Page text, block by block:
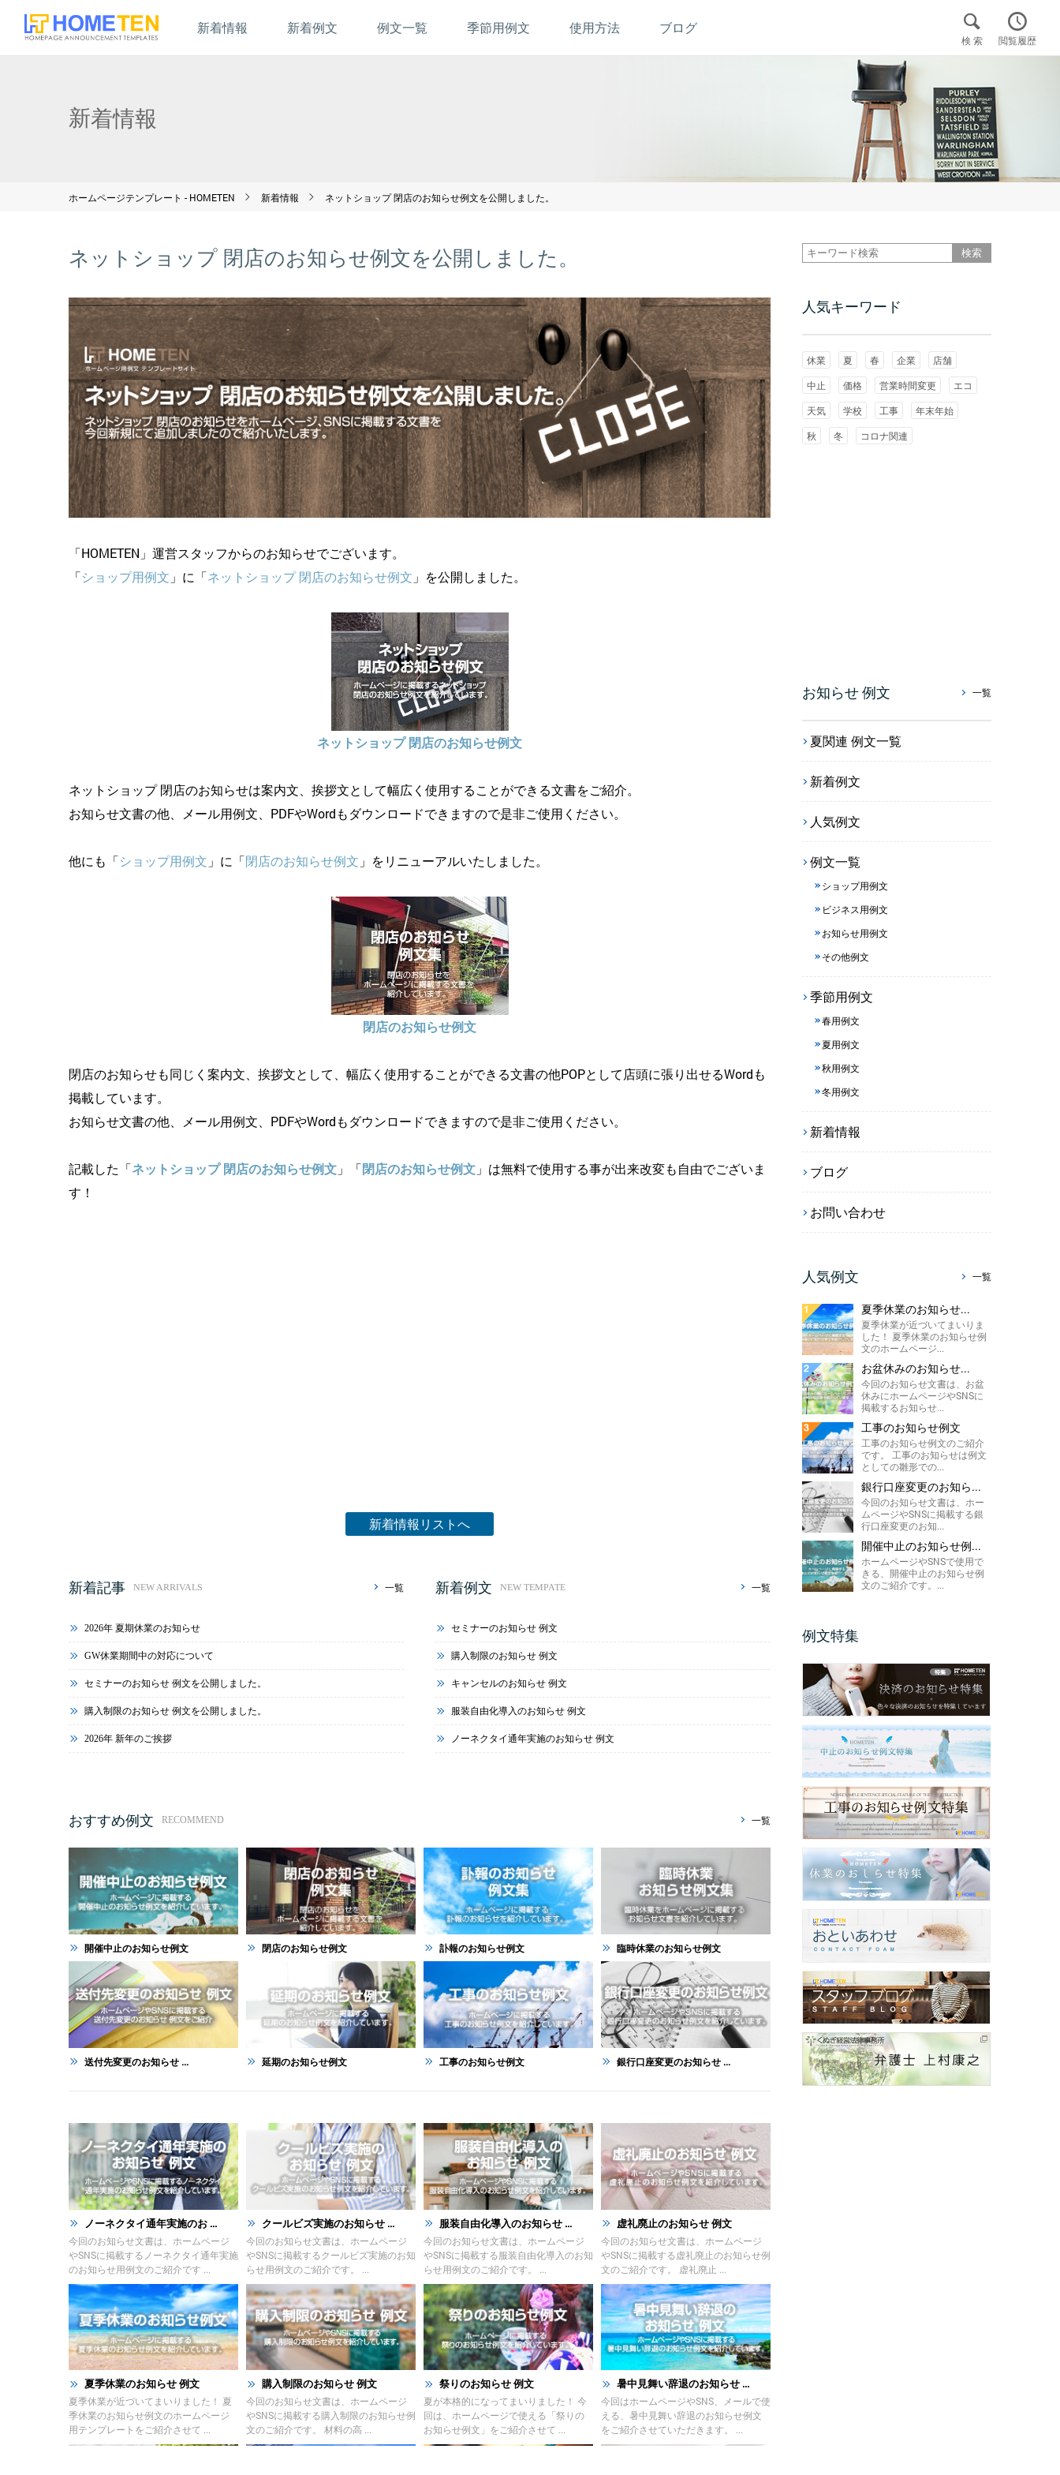

検 索

閲覧履歴
新着情報 新着例文 例文一覧 季節用例文 使用方法 ブログ

新着情報
ホームページテンプレート - HOMETEN 新着情報 ネットショップ 閉店のお知らせ例文を公開しました。
ネットショップ 閉店のお知らせ例文を公開しました。
「HOMETEN」運営スタッフからのお知らせでございます。
「ショップ用例文 」に「ネットショップ 閉店のお知らせ例文 」を公開しました。
ネットショップ 閉店のお知らせ例文
ネットショップ 閉店のお知らせは案内文、挨拶文として幅広く使用することができる文書をご紹介。
お知らせ文書の他、メール用例文、PDFやWordもダウンロードできますので是非ご使用ください。
他にも「ショップ用例文 」に「閉店のお知らせ例文 」をリニューアルいたしました。
閉店のお知らせ例文
閉店のお知らせも同じく案内文、挨拶文として、幅広く使用することができる文書の他POPとして店頭に張り出せるWordも
掲載しています。
お知らせ文書の他、メール用例文、PDFやWordもダウンロードできますので是非ご使用ください。
記載した「ネットショップ 閉店のお知らせ例文 」「閉店のお知らせ例文 」は無料で使用する事が出来改変も自由でございま
す！
新着情報リストへ
新着記事 NEW ARRIVALS 一覧
2026年 夏期休業のお知らせ
GW休業期間中の対応について
セミナーのお知らせ 例文を公開しました。
購入制限のお知らせ 例文を公開しました。
2026年 新年のご挨拶
新着例文 NEW TEMPATE 一覧
セミナーのお知らせ 例文
購入制限のお知らせ 例文
キャンセルのお知らせ 例文
服装自由化導入のお知らせ 例文
ノーネクタイ通年実施のお知らせ 例文
おすすめ例文 RECOMMEND 一覧
開催中止のお知らせ例文 閉店のお知らせ例文 訃報のお知らせ例文 臨時休業のお知らせ例文
送付先変更のお知らせ ... 延期のお知らせ例文 工事のお知らせ例文 銀行口座変更のお知らせ ...
ノーネクタイ通年実施のお ...
今回のお知らせ文書は、ホームページ
やSNSに掲載するノーネクタイ通年実施
のお知らせ用例文のご紹介です ...
クールビズ実施のお知らせ ...
今回のお知らせ文書は、ホームページ
やSNSに掲載するクールビズ実施のお知
らせ用例文のご紹介です。 ...
服装自由化導入のお知らせ ...
今回のお知らせ文書は、ホームページ
やSNSに掲載する服装自由化導入のお知
らせ用例文のご紹介です。 ...
虚礼廃止のお知らせ 例文
今回のお知らせ文書は、ホームページ
やSNSに掲載する虚礼廃止のお知らせ例
文のご紹介です。 虚礼廃止 ...
夏季休業のお知らせ 例文
夏季休業が近づいてまいりました！ 夏
季休業のお知らせ例文のホームページ
用テンプレートをご紹介させて ...
購入制限のお知らせ 例文
今回のお知らせ文書は、ホームページ
やSNSに掲載する購入制限のお知らせ例
文のご紹介です。 材料の高 ...
祭りのお知らせ 例文
夏が本格的になってまいりました！ 今
回は、ホームページで使える「祭りの
お知らせ例文」をご紹介させて ...
暑中見舞い辞退のお知らせ ...
今回はホームページやSNS、メールで使
える、暑中見舞い辞退のお知らせ例文
をご紹介させていただきます。 ...
人気キーワード
休業 夏 春 企業
店舗
中止
価格 営業時間変更
エコ
天気
学校 工事
年末年始
秋
冬 コロナ関連
お知らせ 例文 一覧
夏関連 例文一覧
新着例文
人気例文
例文一覧
ショップ用例文
ビジネス用例文
お知らせ用例文
その他例文
季節用例文
春用例文
夏用例文
秋用例文
冬用例文
新着情報
ブログ
お問い合わせ
人気例文 一覧
夏季休業のお知らせ...
夏季休業が近づいてまいりま
した！ 夏季休業のお知らせ例
文のホームページ...
お盆休みのお知らせ...
今回のお知らせ文書は、お盆
休みにホームページやSNSに
掲載するお知らせ...
工事のお知らせ例文
工事のお知らせ例文のご紹介
です。 工事のお知らせは例文
としての雛形での...
銀行口座変更のお知ら...
今回のお知らせ文書は、ホー
ムページやSNSに掲載する銀
行口座変更のお知...
開催中止のお知らせ例...
ホームページやSNSで使用で
きる、開催中止のお知らせ例
文のご紹介です。...
例文特集